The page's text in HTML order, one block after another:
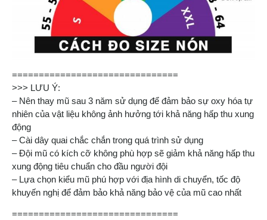
===============================
>>> LƯU Ý:
– Nên thay mũ sau 3 năm sử dụng để đảm bảo sự oxy hóa tự
nhiên của vật liệu không ảnh hưởng tới khả năng hấp thu xung
động
– Cài dây quai chắc chắn trong quá trình sử dụng
– Đội mũ có kích cỡ không phù hợp sẽ giảm khả năng hấp thu
xung động tiêu chuẩn cho đầu người đội
– Lựa chọn kiểu mũ phú hợp với địa hình di chuyển, tốc độ
khuyến nghị để đảm bảo khả năng bảo vệ của mũ cao nhất
===============================